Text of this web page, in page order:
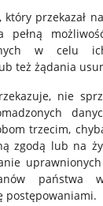
który przekazał
pełną
w celu
też żądania
nie
trzecim,
zgodą lub na
państwa
postępowaniami.